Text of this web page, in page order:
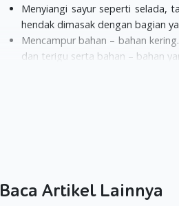
Menyiangi sayur seperti selada,
hendak dimasak dengan bagian
Mencampur bahan – bahan
dan terigu serta bahan – bahan
jawab dan kepercayaan yang
dll. Pasti si kecil akan
Biarkan anak balita Moms
Baca Artikel Lainnya